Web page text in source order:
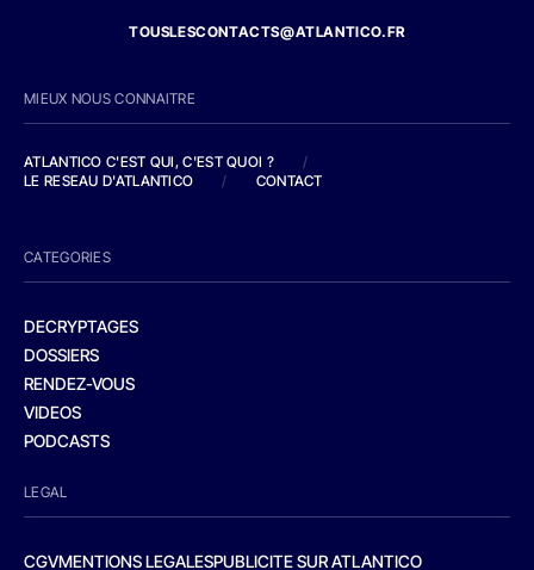
TOUSLESCONTACTS@ATLANTICO.FR
MIEUX NOUS CONNAITRE
ATLANTICO C'EST QUI, C'EST QUOI ?
/
LE RESEAU D'ATLANTICO
/ CONTACT
CATEGORIES
DECRYPTAGES
DOSSIERS
RENDEZ-VOUS
VIDEOS
PODCASTS
LEGAL
CGVMENTIONS LEGALESPUBLICITE SUR ATLANTICO